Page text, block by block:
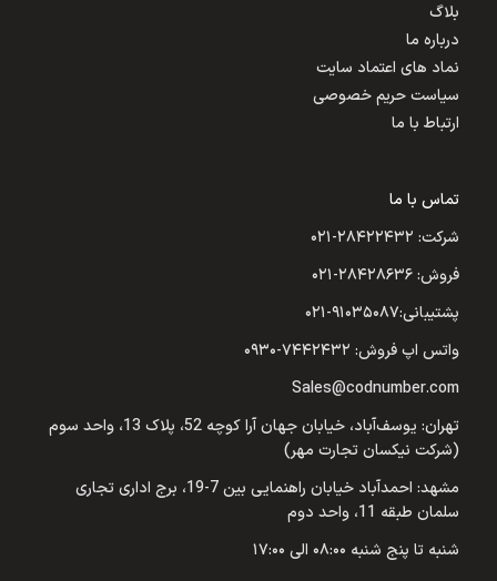
بلاگ
درباره ما
نماد های اعتماد سایت
سیاست حریم خصوصی
ارتباط با ما
تماس با ما
شرکت: ۲۸۴۲۲۴۳۲-۰۲۱
فروش: ۲۸۴۲۸۶۳۶-۰۲۱
پشتیبانی:۹۱۰۳۵۰۸۷-۰۲۱
واتس اپ فروش: ۷۴۴۲۴۳۲-۰۹۳۰
Sales@codnumber.com
تهران: یوسف‌آباد، خیابان جهان آرا کوچه 52، پلاک 13، واحد سوم
(شرکت نیکسان تجارت مهر)
مشهد: احمدآباد خیابان راهنمایی بین 7-19، برج اداری تجاری
سلمان طبقه 11، واحد دوم
شنبه تا پنج شنبه ۰۸:۰۰ الی ۱۷:۰۰